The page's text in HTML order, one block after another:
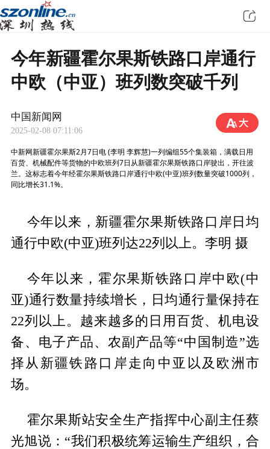
今年新疆霍尔果斯铁路口岸通行
中欧（中亚）班列数突破千列
中国新闻网
2025-02-08 07:11:06
中新网新疆霍尔果斯2月7日电 (李明 李辉慧)一列编组55个集装箱，满载日用
百货、机械配件等货物的中欧班列7日从新疆霍尔果斯铁路口岸驶出，开往波
兰。这标志着今年经霍尔果斯铁路口岸通行中欧(中亚)班列数量突破1000列，
同比增长31.1%。
今年以来，新疆霍尔果斯铁路口岸日均
通行中欧(中亚)班列达22列以上。李明 摄
今年以来，霍尔果斯铁路口岸中欧(中
亚)通行数量持续增长，日均通行量保持在
22列以上。越来越多的日用百货、机电设
备、电子产品、农副产品等“中国制造”选
择从新疆铁路口岸走向中亚以及欧洲市
场。
霍尔果斯站安全生产指挥中心副主任蔡
光旭说：“我们积极统筹运输生产组织，合